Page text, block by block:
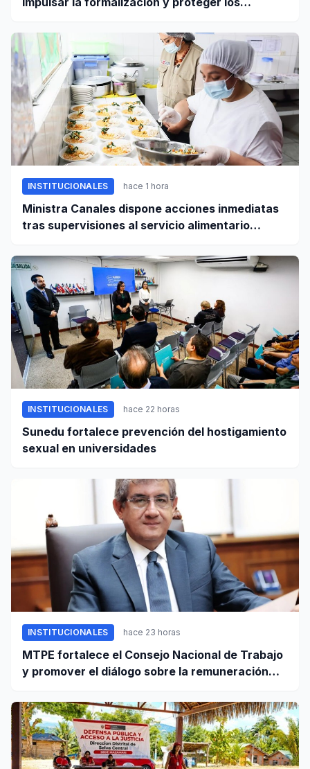
INSTITUCIONALES hace 1 hora
Ministra Canales dispone acciones inmediatas
tras supervisiones al servicio alimentario
INSTITUCIONALES hace 22 horas
Sunedu fortalece prevención del hostigamiento
sexual en universidades
INSTITUCIONALES hace 23 horas
MTPE fortalece el Consejo Nacional de Trabajo
y promover el diálogo sobre la remuneración